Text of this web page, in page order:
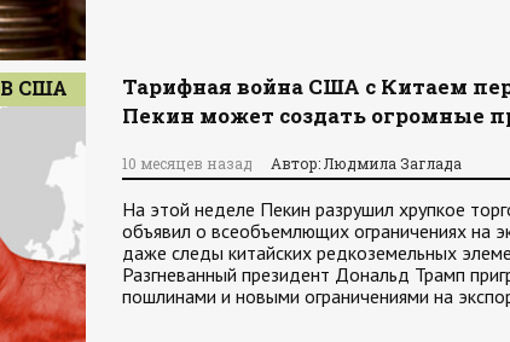
В США
Тарифная война США с Китаем
Пекин может создать огромные
10 месяцев назад Автор: Людмила Заглада
На этой неделе Пекин разрушил хрупкое
объявил о всеобъемлющих ограничениях на
даже следы китайских редкоземельных
Разгневанный президент Дональд Трамп
пошлинами и новыми ограничениями на